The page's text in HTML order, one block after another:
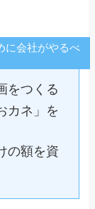
に会社がやるべ
をつくる
カネ」を
の額を資